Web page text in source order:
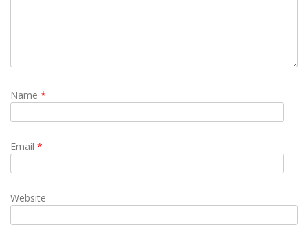
Name *
Email *
Website